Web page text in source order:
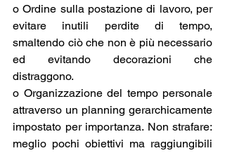
o Ordine sulla postazione di lavoro, per
evitare inutili perdite di tempo,
smaltendo ciò che non è più necessario
ed evitando decorazioni che
distraggono.
o Organizzazione del tempo personale
attraverso un planning gerarchicamente
impostato per importanza. Non strafare:
meglio pochi obiettivi ma raggiungibili